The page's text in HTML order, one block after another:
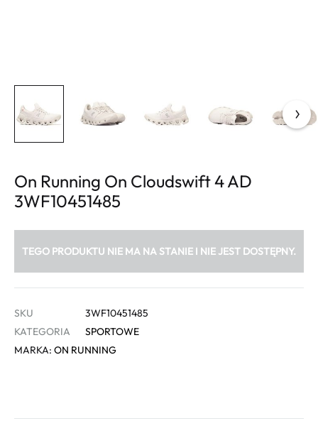
On Running On Cloudswift 4 AD
3WF10451485
TEGO PRODUKTU NIE MA NA STANIE I NIE JEST DOSTĘPNY.
SKU
3WF10451485
KATEGORIA
SPORTOWE
MARKA: ON RUNNING